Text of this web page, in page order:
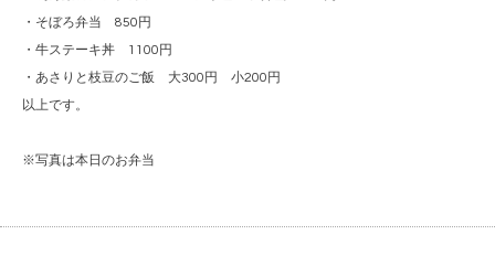
・そぼろ弁当 850円
・牛ステーキ丼 1100円
・あさりと枝豆のご飯 大300円 小200円
以上です。
※写真は本日のお弁当